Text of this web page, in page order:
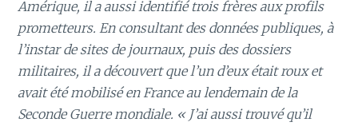
Amérique, il a aussi identifié trois frères aux profils
prometteurs. En consultant des données publiques, à
l’instar de sites de journaux, puis des dossiers
militaires, il a découvert que l’un d’eux était roux et
avait été mobilisé en France au lendemain de la
Seconde Guerre mondiale. « J’ai aussi trouvé qu’il